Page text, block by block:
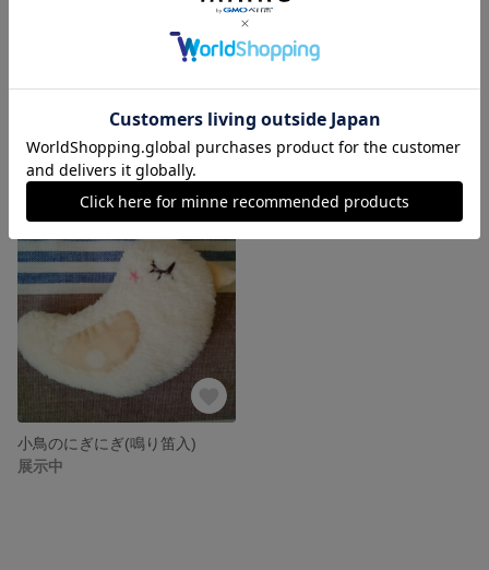
送料込み★アルバム作りに★モノトーン吹き出しセット
展示中
シロクマのにぎにぎ(プラ鈴入)
展示中
小鳥のにぎにぎ(鳴り笛入)
展示中